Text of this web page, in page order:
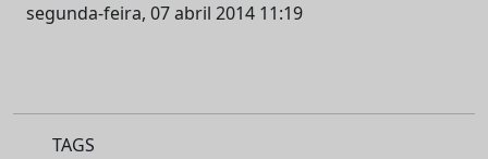
segunda-feira, 07 abril 2014 11:19
TAGS